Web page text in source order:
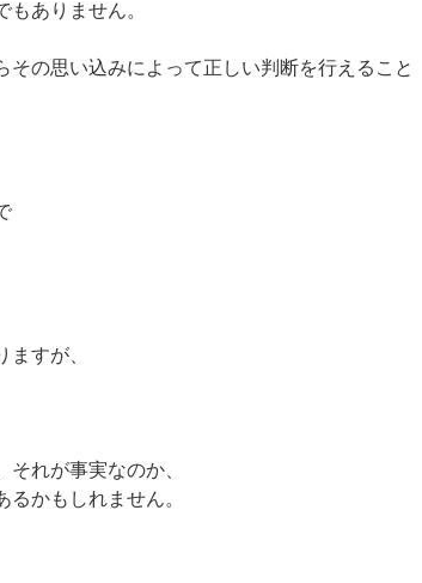
ありません。
の思い込みによって正しい判断を行えること
すが、
れが事実なのか、
かもしれません。